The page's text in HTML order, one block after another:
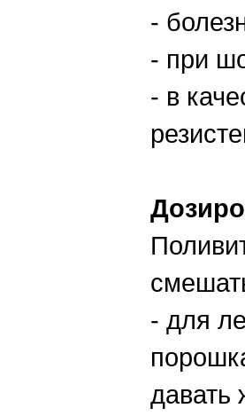
-
- при
- в
- для
давать